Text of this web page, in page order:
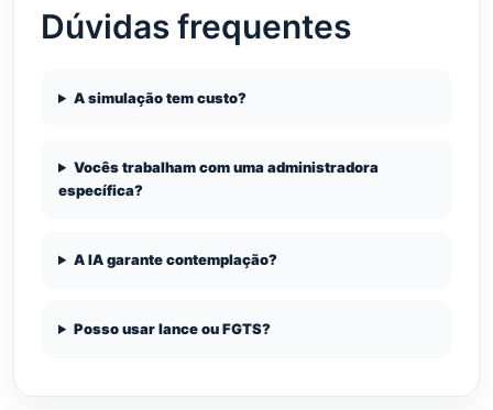
Dúvidas frequentes
A simulação tem custo?
Vocês trabalham com uma administradora
específica?
A IA garante contemplação?
Posso usar lance ou FGTS?